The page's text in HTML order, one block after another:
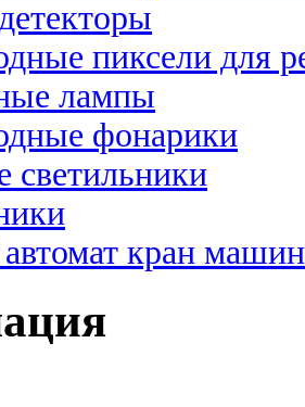
пиксели для
лампы
фонарики
светильники
кран